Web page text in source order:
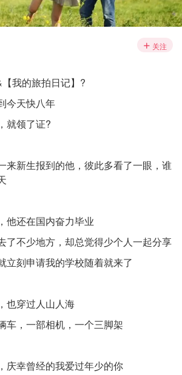
关注
我的旅拍日记】?
今天快八年
就领了证?
来新生报到的他，彼此多看了一眼，谁
他还在国内奋力毕业
了不少地方，却总觉得少个人一起分享
立刻申请我的学校随着就来了
也穿过人山人海
车，一部相机，一个三脚架
庆幸曾经的我爱过年少的你